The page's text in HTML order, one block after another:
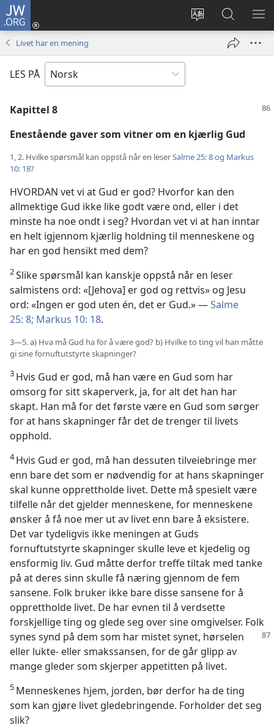
JW.ORG
Endre
Logg
inn
vindu)
Søk
på
JW.ORG
VIS
Livet har en mening
LES PÅ
Kapittel 8
Enestående gaver som vitner om en kjærlig Gud
1, 2. Hvilke spørsmål kan oppstå når en leserSalme 25: 8 og Markus
10: 18?
HVORDAN vet vi at Gud er god? Hvorfor kan den
allmektige Gud ikke like godt være ond, eller i det
minste ha noe ondt i seg? Hvordan vet vi at han inntar
en helt igjennom kjærlig holdning til menneskene og
har en god hensikt med dem?
2Slike spørsmål kan kanskje oppstå når en leser
salmistens ord: «[Jehova] er god og rettvis» og Jesu
ord: «Ingen er god uten én, det er Gud.» —Salme
25: 8; Markus 10: 18.
3—5. a) Hva må Gud ha for å være god? b) Hvilke to ting vil han måtte
gi sine fornuftutstyrte skapninger?
3 Hvis Gud er god, må han være en Gud som har
omsorg for sitt skaperverk, ja, for alt det han har
skapt. Han må for det første være en Gud som sørger
for at hans skapninger får det de trenger til livets
opphold.
4Hvis Gud er god, må han dessuten tilveiebringe mer
enn bare det som er nødvendig for at hans skapninger
skal kunne opprettholde livet. Dette må spesielt være
tilfelle når det gjelder menneskene, for menneskene
ønsker å få noe mer ut av livet enn bare å eksistere.
Det var tydeligvis ikke meningen at Guds
fornuftutstyrte skapninger skulle leve et kjedelig og
ensformig liv. Gud måtte derfor treffe tiltak med tanke
på at deres sinn skulle få næring gjennom de fem
sansene. Folk bruker ikke bare disse sansene for å
opprettholde livet. De har evnen til å verdsette
forskjellige ting og glede seg over sine omgivelser. Folk
synes synd på dem som har mistetsynet, hørselen
eller lukte- eller smakssansen, for de går glipp av
mange gleder som skjerper appetitten på livet.
5 Menneskenes hjem, jorden, bør derfor ha de ting
som kan gjøre livet gledebringende. Forholder det seg
slik?